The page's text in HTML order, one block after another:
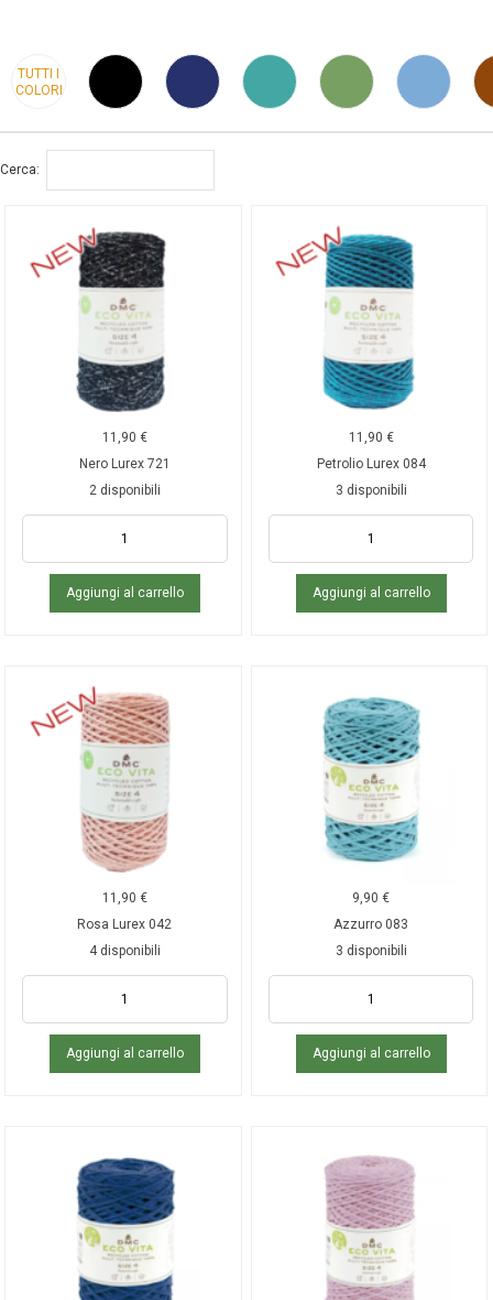
TUTTI I
COLORI
Cerca:
11,90 €
Nero Lurex 721
2 disponibili
Aggiungi al carrello
11,90 €
Petrolio Lurex 084
3 disponibili
Aggiungi al carrello
11,90 €
Rosa Lurex 042
4 disponibili
Aggiungi al carrello
9,90€
Azzurro 083
3 disponibili
Aggiungi al carrello